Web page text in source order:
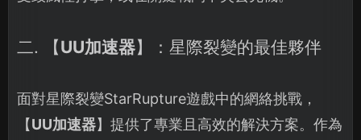
二. 【UU加速器】：星際裂變的最佳夥伴
面對星際裂變StarRupture遊戲中的網絡挑戰，
【UU加速器】提供了專業且高效的解決方案。作為